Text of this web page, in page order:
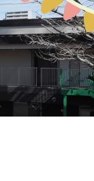
預かり保育